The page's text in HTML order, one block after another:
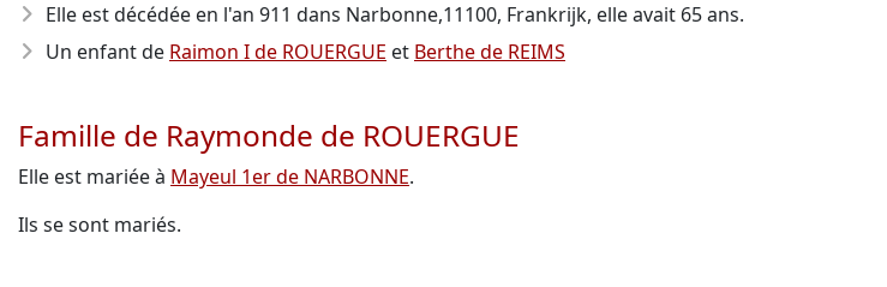
Elle est décédée en l'an 911 dans Narbonne,11100, Frankrijk, elle avait 65 ans.
Un enfant de Raimon I de ROUERGUE et Berthe de REIMS
Famille de Raymonde de ROUERGUE
Elle est mariée à Mayeul 1er de NARBONNE.
Ils se sont mariés.